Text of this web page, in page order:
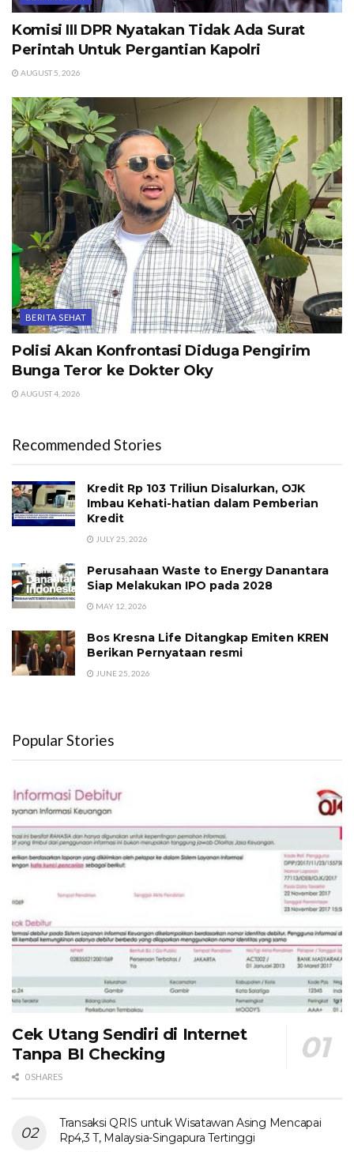
Komisi III DPR Nyatakan Tidak Ada Surat
Perintah Untuk Pergantian Kapolri
AUGUST 5, 2026
BERITA SEHAT
Polisi Akan Konfrontasi Diduga Pengirim
Bunga Teror ke Dokter Oky
AUGUST 4, 2026
Recommended Stories
Kredit Rp 103 Triliun Disalurkan, OJK
Imbau Kehati-hatian dalam Pemberian
Kredit
JULY 25, 2026
Perusahaan Waste to Energy Danantara
Siap Melakukan IPO pada 2028
MAY 12, 2026
Bos Kresna Life Ditangkap Emiten KREN
Berikan Pernyataan resmi
JUNE 25, 2026
Popular Stories
Cek Utang Sendiri di Internet
Tanpa BI Checking
0 SHARES
Transaksi QRIS untuk Wisatawan Asing Mencapai
Rp4,3 T, Malaysia-Singapura Tertinggi